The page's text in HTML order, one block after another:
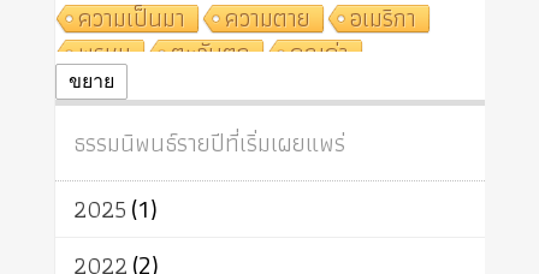
ความเป็นมา
ความตาย
อเมริกา
พรหม
ตะวันตก
คุณค่า
ปฏิจจสมุปบาท
ศาสนาประจำชาติ
อินเดีย
ผู้บริโภค
ธรรมาธิปไตย
จักร
การแยกรัฐกับศาสนา
ธรรมชาติ
เทคโนโลยี
สิทธิ
พุทธบริษัท
ขยาย
ธรรมนิพนธ์รายปีที่เริ่มเผยแพร่
2025(1)
2022(2)